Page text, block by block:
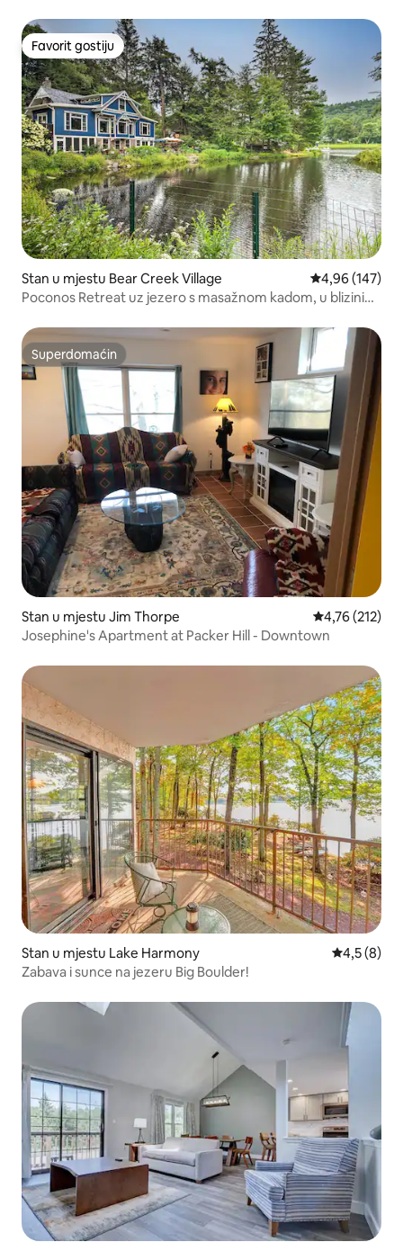
Favorit gostiju
Favorit gostiju
Stan u mjestu Bear Creek Village Prosječna
4,96 (147)
Poconos Retreat uz jezero s masažnom kadom, u blizini
Superdomaćin
Superdomaćin
Stan u mjestu Jim Thorpe Prosječna
4,76 (212)
Josephine's Apartment at Packer Hill - Downtown
Stan u mjestu Lake Harmony Prosječna
4,5 (8)
Zabava i sunce na jezeru Big Boulder!